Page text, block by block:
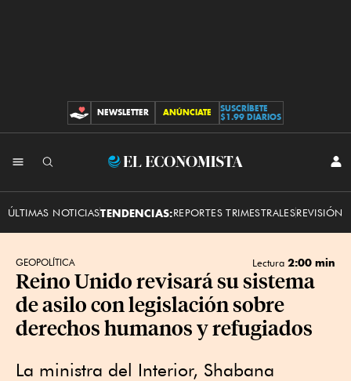
CONTRIBUCIONES
NEWSLETTER ANÚNCIATE
SUSCRÍBETE
$1.99 DIARIOS
El
ÚLTIMAS NOTICIASTENDENCIAS:REPORTES TRIMESTRALESREVISIÓN
GEOPOLÍTICA Lectura 2:00 min
Reino Unido revisará su sistema
de asilo con legislación sobre
derechos humanos y refugiados
La ministra del Interior, Shabana